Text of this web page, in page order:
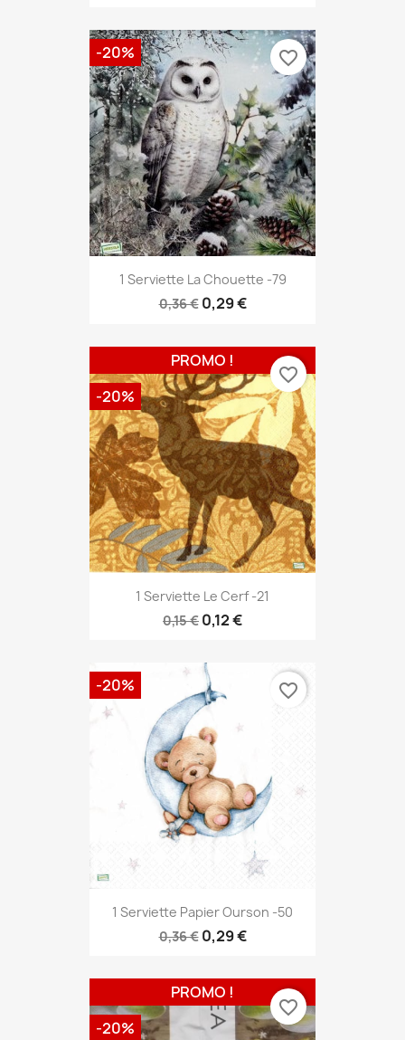
1 Serviette La Chouette -79
0,36 € 0,29 €
-20% favorite_border
1 Serviette Le Cerf -21
0,15 € 0,12 €
PROMO !
-20%
favorite_border
1 Serviette Papier Ourson -50
0,36 € 0,29 €
-20% favorite_border
PROMO !
-20%
favorite_border